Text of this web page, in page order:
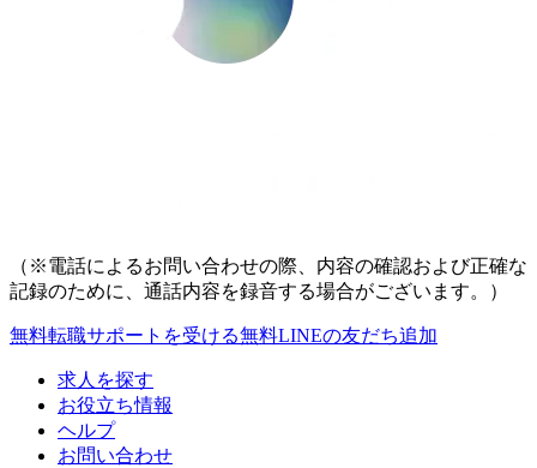
（※電話によるお問い合わせの際、内容の確認および正確な
記録のために、通話内容を録音する場合がございます。）
無料転職サポートを受ける無料LINEの友だち追加
求人を探す
お役立ち情報
ヘルプ
お問い合わせ